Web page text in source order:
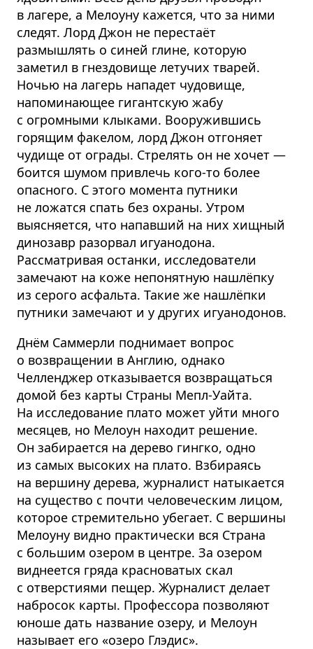
в лагере, а Мелоуну кажется, что за ними
следят. Лорд Джон не перестаёт
размышлять о синей глине, которую
заметил в гнездовище летучих тварей.
Ночью на лагерь нападет чудовище,
напоминающее гигантскую жабу
с огромными клыками. Вооружившись
горящим факелом, лорд Джон отгоняет
чудище от ограды. Стрелять он не хочет —
боится шумом привлечь кого-то более
опасного. С этого момента путники
не ложатся спать без охраны. Утром
выясняется, что напавший на них хищный
динозавр разорвал игуанодона.
Рассматривая останки, исследователи
замечают на коже непонятную нашлёпку
из серого асфальта. Такие же нашлёпки
путники замечают и у других игуанодонов.
Днём Саммерли поднимает вопрос
о возвращении в Англию, однако
Челленджер отказывается возвращаться
домой без карты Страны Мепл-Уайта.
На исследование плато может уйти много
месяцев, но Мелоун находит решение.
Он забирается на дерево гингко, одно
из самых высоких на плато. Взбираясь
на вершину дерева, журналист натыкается
на существо с почти человеческим лицом,
которое стремительно убегает. С вершины
Мелоуну видно практически вся Страна
с большим озером в центре. За озером
виднеется гряда красноватых скал
с отверстиями пещер. Журналист делает
набросок карты. Профессора позволяют
юноше дать название озеру, и Мелоун
называет его «озеро Глэдис».